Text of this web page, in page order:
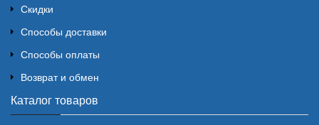
Скидки
Способы доставки
Способы оплаты
Возврат и обмен
Каталог товаров